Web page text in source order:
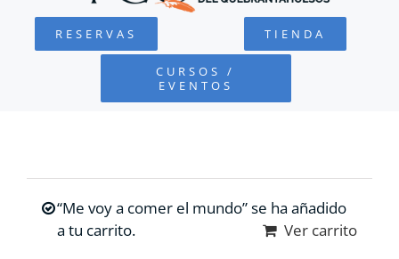
FUNDACIÓN
RESERVAS TIENDA
CURSOS /
EVENTOS
“Me voy a comer el mundo” se ha añadido
a tu carrito.
Ver carrito